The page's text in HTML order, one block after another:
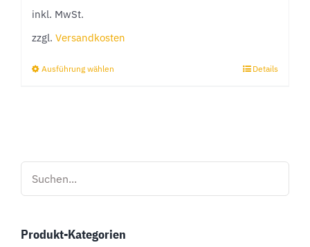
inkl. MwSt.
zzgl. Versandkosten
Ausführung wählen
Die
können
Details
Produkt-Kategorien